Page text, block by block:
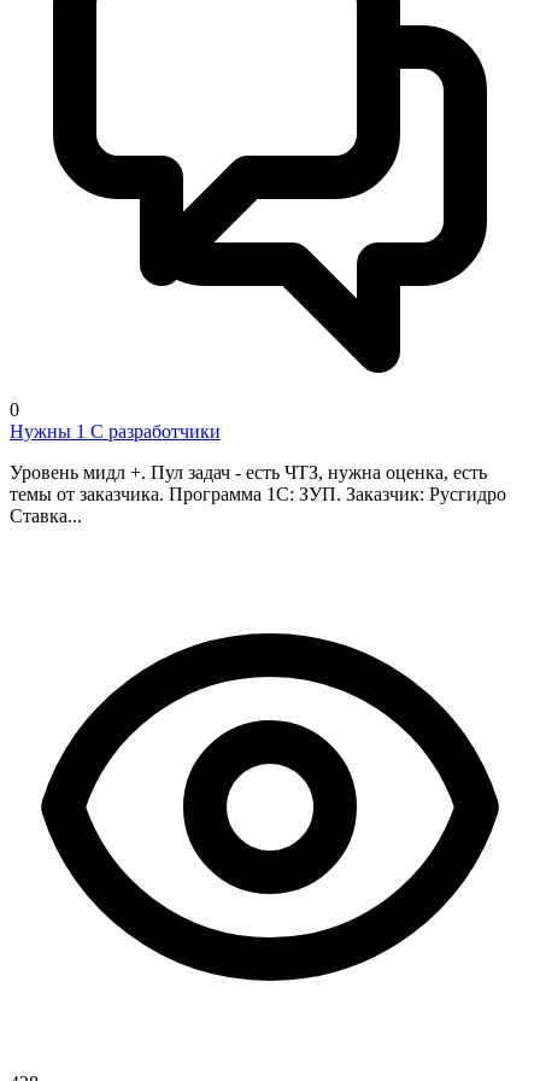
0
Нужны 1 С разработчики
Уровень мидл +. Пул задач - есть ЧТЗ, нужна оценка, есть
темы от заказчика. Программа 1С: ЗУП. Заказчик: Русгидро
Ставка...